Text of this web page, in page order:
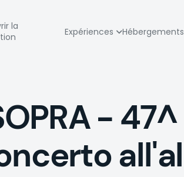
la
Expériences Hébergements
-